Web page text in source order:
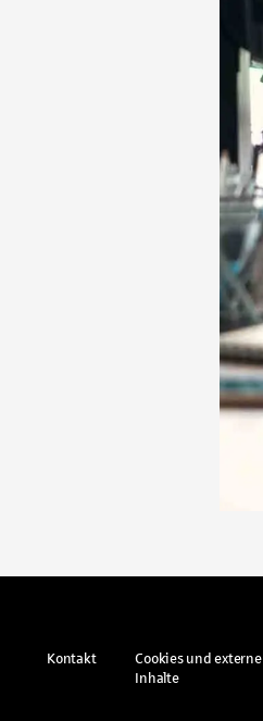
Kontakt
Cookies und externe
Inhalte